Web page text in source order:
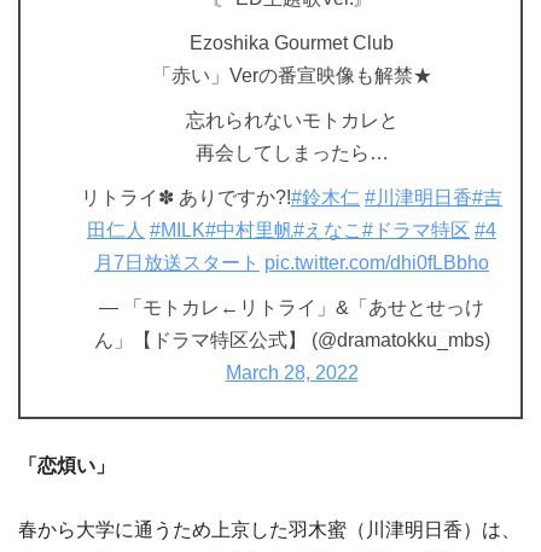
Ezoshika Gourmet Club
「赤い」Verの番宣映像も解禁★
忘れられないモトカレと
再会してしまったら…
リトライ✽ ありですか?!#鈴木仁 #川津明日香#吉
田仁人 #MILK#中村里帆#えなこ #ドラマ特区 #4
月7日放送スタート pic.twitter.com/dhi0fLBbho
— 「モトカレ←リトライ」&「あせとせっけ
ん」【ドラマ特区公式】 (@dramatokku_mbs)
March 28, 2022
「恋煩い」
春から大学に通うため上京した羽木蜜（川津明日香）は、